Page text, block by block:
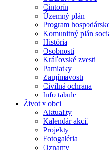
Cintorín
Územný plán
Program
Komunitný plán
História
Osobnosti
Kráľovské zvesti
Pamiatky
Zaujímavosti
Civilná ochrana
Info tabule
Život v obci
Aktuality
Kalendár akcií
Projekty
Fotogaléria
Oznamy